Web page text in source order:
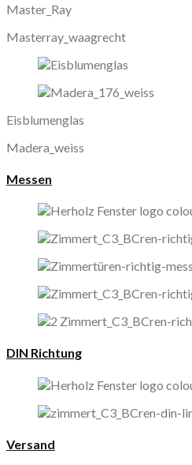
Master_Ray
Masterray_waagrecht
Eisblumenglas
Madera_weiss
Messen
DIN Richtung
Versand